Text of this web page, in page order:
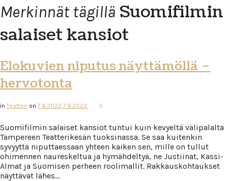
Merkinnät tägillä Suomifilmin
salaiset kansiot
Elokuvien niputus näyttämöllä –
hervotonta
inTeatteri on 7.8.2022 7.8.2022 0
Suomifilmin salaiset kansiot tuntui kuin kevyeltä välipalalta
Tampereen Teatterikesän tuoksinassa. Se saa kuitenkin
syvyyttä niputtaessaan yhteen kaiken sen, mille on tullut
ohimennen naureskeltua ja hymähdeltyä, ne Justiinat, Kassi-
Almat ja Suomisen perheen roolimallit. Rakkauskohtaukset
näyttävät lähes…